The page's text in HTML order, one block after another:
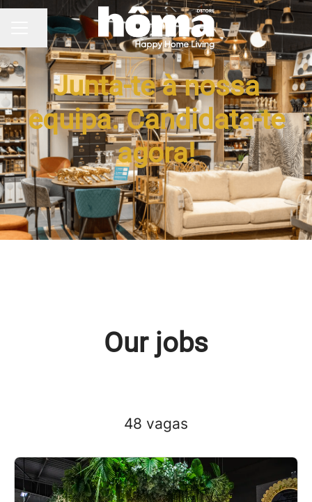
MENU DE CARREIRAS
Partilhar página
Junta-te à nossa
equipa. Candidata-te
agora!
Our jobs
48 vagas